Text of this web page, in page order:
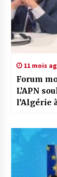
11 mois
Forum
L’APN
l’Algérie